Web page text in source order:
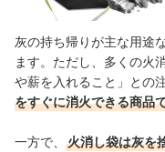
灰の持ち帰りが主な用途
ます。ただし、多くの火
や薪を入れること」との
をすぐに消火できる商品
一方で、
火消し袋は灰を